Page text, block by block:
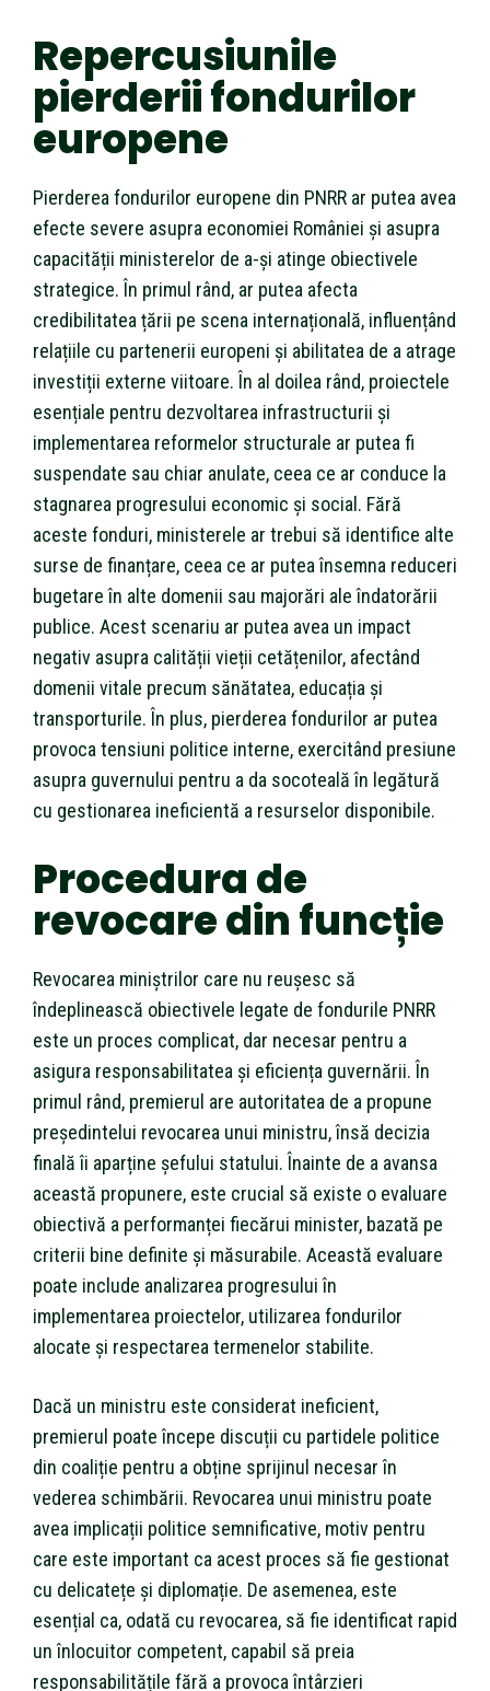
Repercusiunile
pierderii fondurilor
europene
Pierderea fondurilor europene din PNRR ar putea avea
efecte severe asupra economiei României și asupra
capacității ministerelor de a-și atinge obiectivele
strategice. În primul rând, ar putea afecta
credibilitatea țării pe scena internațională, influențând
relațiile cu partenerii europeni și abilitatea de a atrage
investiții externe viitoare. În al doilea rând, proiectele
esențiale pentru dezvoltarea infrastructurii și
implementarea reformelor structurale ar putea fi
suspendate sau chiar anulate, ceea ce ar conduce la
stagnarea progresului economic și social. Fără
aceste fonduri, ministerele ar trebui să identifice alte
surse de finanțare, ceea ce ar putea însemna reduceri
bugetare în alte domenii sau majorări ale îndatorării
publice. Acest scenariu ar putea avea un impact
negativ asupra calității vieții cetățenilor, afectând
domenii vitale precum sănătatea, educația și
transporturile. În plus, pierderea fondurilor ar putea
provoca tensiuni politice interne, exercitând presiune
asupra guvernului pentru a da socoteală în legătură
cu gestionarea ineficientă a resurselor disponibile.
Procedura de
revocare din funcție
Revocarea miniștrilor care nu reușesc să
îndeplinească obiectivele legate de fondurile PNRR
este un proces complicat, dar necesar pentru a
asigura responsabilitatea și eficiența guvernării. În
primul rând, premierul are autoritatea de a propune
președintelui revocarea unui ministru, însă decizia
finală îi aparține șefului statului. Înainte de a avansa
această propunere, este crucial să existe o evaluare
obiectivă a performanței fiecărui minister, bazată pe
criterii bine definite și măsurabile. Această evaluare
poate include analizarea progresului în
implementarea proiectelor, utilizarea fondurilor
alocate și respectarea termenelor stabilite.
Dacă un ministru este considerat ineficient,
premierul poate începe discuții cu partidele politice
din coaliție pentru a obține sprijinul necesar în
vederea schimbării. Revocarea unui ministru poate
avea implicații politice semnificative, motiv pentru
care este important ca acest proces să fie gestionat
cu delicatețe și diplomație. De asemenea, este
esențial ca, odată cu revocarea, să fie identificat rapid
un înlocuitor competent, capabil să preia
responsabilitățile fără a provoca întârzieri